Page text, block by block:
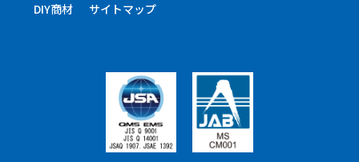
DIY商材 サイトマップ